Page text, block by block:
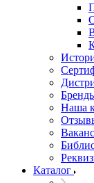
Наша
Каталог